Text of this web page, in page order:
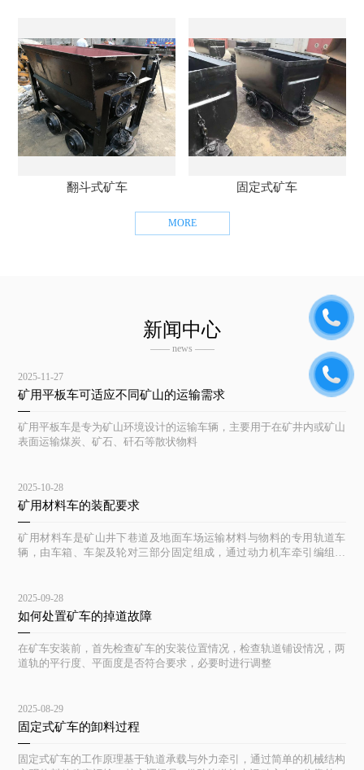
翻斗式矿车 固定式矿车
MORE
新闻中心
—— news ——
2025-11-27
矿用平板车可适应不同矿山的运输需求
矿用平板车是专为矿山环境设计的运输车辆，主要用于在矿井内或矿山
表面运输煤炭、矿石、矸石等散状物料
2025-10-28
矿用材料车的装配要求
矿用材料车是矿山井下巷道及地面车场运输材料与物料的专用轨道车
辆，由车箱、车架及轮对三部分固定组成，通过动力机车牵引编组运
2025-09-28
如何处置矿车的掉道故障
在矿车安装前，首先检查矿车的安装位置情况，检查轨道铺设情况，两
道轨的平行度、平面度是否符合要求，必要时进行调整
2025-08-29
固定式矿车的卸料过程
固定式矿车的工作原理基于轨道承载与外力牵引，通过简单的机械结构